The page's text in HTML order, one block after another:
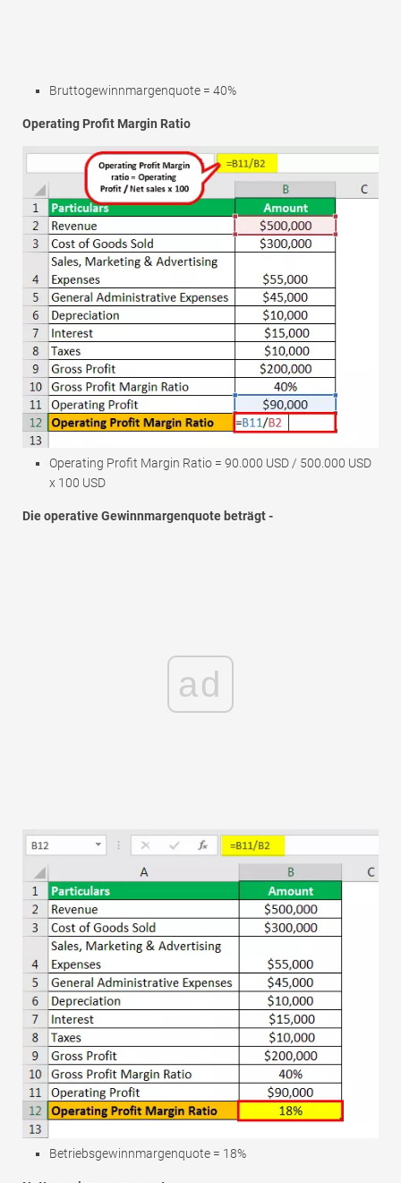
Bruttogewinnmargenquote = 40%
Operating Profit Margin Ratio
Operating Profit Margin Ratio = 90.000 USD / 500.000 USD
x 100 USD
Die operative Gewinnmargenquote beträgt -
ad
Betriebsgewinnmargenquote = 18%